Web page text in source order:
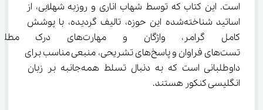
است. این کتاب که توسط شهاب اناری و روزبه شهلایی، از
اساتید شناخته‌شده این حوزه، تالیف گردیده، با پوشش
کامل گرامر، واژگان و
تست‌های فراوان و پاسخ‌های تشریحی، منبعی مناسب برای
داوطلبانی است که به دنبال تسلط همه‌جانبه بر زبان
انگلیسی کنکور هستند.